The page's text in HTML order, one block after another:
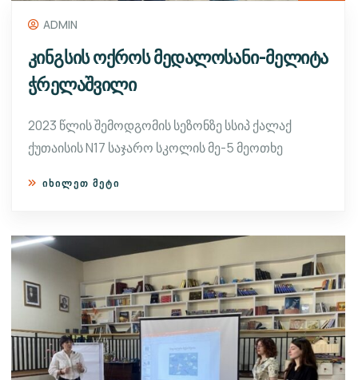
ADMIN
კინგსის ოქროს მედალოსანი-მელიტა
ჭრელაშვილი
2023 წლის შემოდგომის სეზონზე სსიპ ქალაქ
ქუთაისის N17 საჯარო სკოლის მე-5 მეოთხე
ᲘᲮᲘᲚᲔᲗ ᲛᲔᲢᲘ